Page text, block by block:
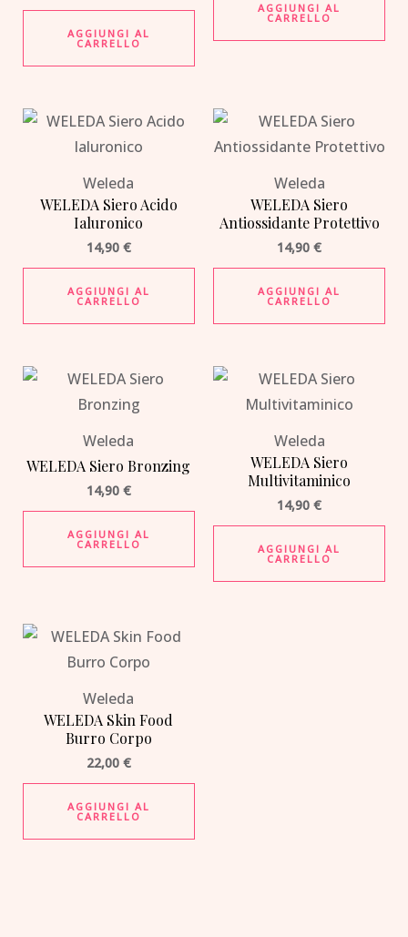
AGGIUNGI AL
CARRELLO
AGGIUNGI AL
CARRELLO
Weleda
WELEDA Siero Acido
Ialuronico
14,90 €
AGGIUNGI AL
CARRELLO
Weleda
WELEDA Siero
Antiossidante Protettivo
14,90€
AGGIUNGI AL
CARRELLO
Weleda
WELEDA Siero Bronzing
14,90 €
AGGIUNGI AL
CARRELLO
Weleda
WELEDA Siero
Multivitaminico
14,90€
AGGIUNGI AL
CARRELLO
Weleda
WELEDA Skin Food
Burro Corpo
22,00 €
AGGIUNGI AL
CARRELLO